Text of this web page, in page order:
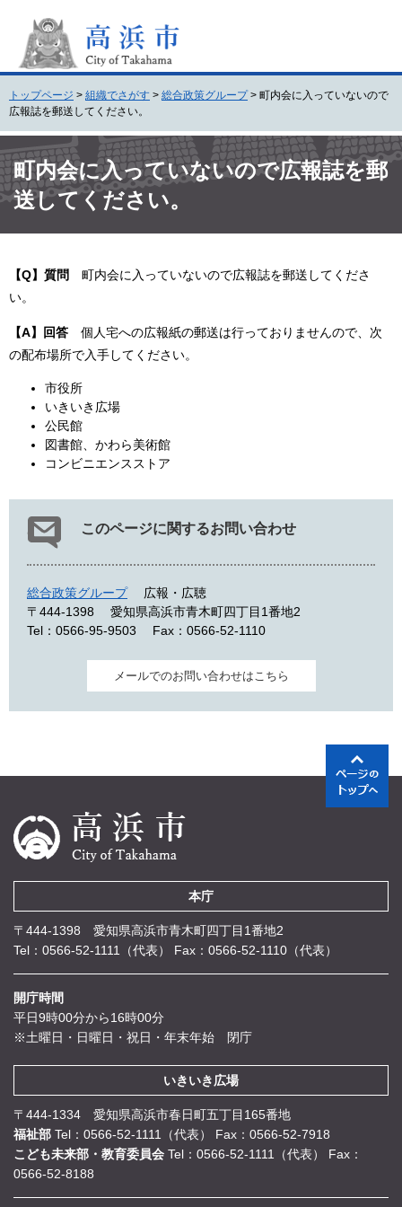
頭
。
飛
て
本
文
トップページ > 組織でさがす > 総合政策グループ > 町内会に入っていないので
広報誌を郵送してください。
文 町内会に入っていないので広報誌を郵
送してください。
【Q】質問 町内会に入っていないので広報誌を郵送してくださ
い。
【A】回答 個人宅への広報紙の郵送は行っておりませんので、次
の配布場所で入手してください。
市役所
いきいき広場
公民館
図書館、かわら美術館
コンビニエンスストア
このページに関するお問い合わせ
総合政策グループ
広報・広聴
〒444-1398
愛知県高浜市青木町四丁目1番地2
Tel：0566-95-9503
Fax：0566-52-1110
メールでのお問い合わせはこちら
本庁
〒444-1398 愛知県高浜市青木町四丁目1番地2
Tel：0566-52-1111（代表）
Fax：0566-52-1110（代表）
開庁時間
平日9時00分から16時00分
※土曜日・日曜日・祝日・年末年始 閉庁
いきいき広場
〒444-1334 愛知県高浜市春日町五丁目165番地
福祉部 Tel：0566-52-1111（代表）
Fax：0566-52-7918
こども未来部・教育委員会 Tel：0566-52-1111（代表）
Fax：
0566-52-8188